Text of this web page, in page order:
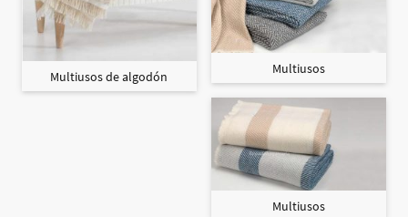
Multiusos de algodón Multiusos
Multiusos